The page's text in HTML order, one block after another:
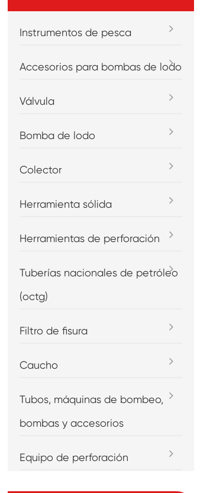
pump
Instrumentos de pesca
Accesorios para bombas de lodo
Válvula
Bomba de lodo
Colector
Herramienta sólida
Herramientas de perforación
Tuberías nacionales de petróleo
(octg)
Filtro de fisura
Caucho
Tubos, máquinas de bombeo,
bombas y accesorios
Equipo de perforación